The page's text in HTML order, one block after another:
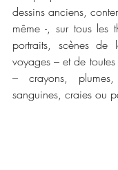
dessins anciens,
même -, sur tous les
portraits, scènes de
voyages – et de
– crayons,
sanguines, craies ou